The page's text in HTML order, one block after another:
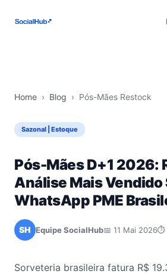
Home › Blog › Pós-Mães Restock
Sazonal | Estoque
Pós-Mães D+1 2026:
Análise Mais
WhatsApp PME
SH Equipe SocialHub📅 11 Mai 2026⏱
Sorveteria brasileira fatura R$